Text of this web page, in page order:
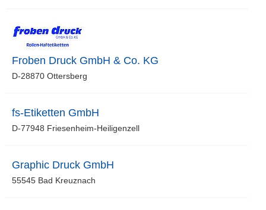
Froben Druck GmbH & Co. KG
D-28870 Ottersberg
fs-Etiketten GmbH
D-77948 Friesenheim-Heiligenzell
Graphic Druck GmbH
55545 Bad Kreuznach